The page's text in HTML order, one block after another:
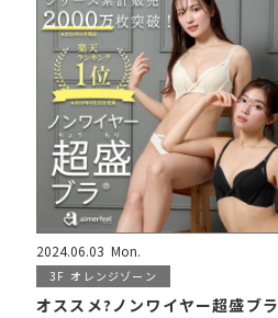
2024.06.03 Mon.
3F オレンジゾーン
オススメ?ノンワイヤー超盛ブラ